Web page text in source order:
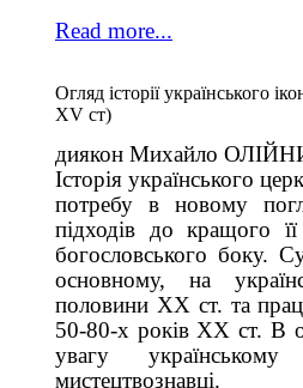
Read more...
Огляд історії українського
ХV ст)
диякон Михайло
Історія українського
потребу в новому
підходів до кращого
богословського боку.
основному, на
половини ХХ ст. та
50-80-х років ХХ ст. В
увагу
мистецтвознавці.